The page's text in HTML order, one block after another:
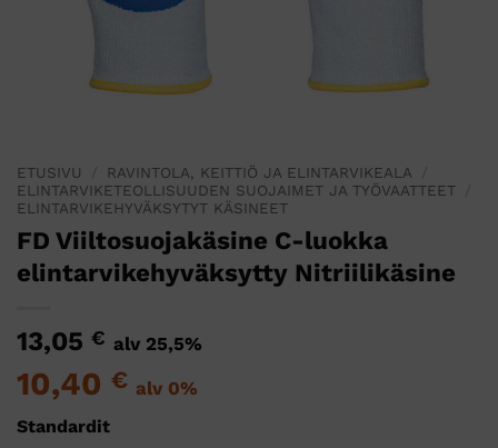
ETUSIVU RAVINTOLA, KEITTIÖ JA ELINTARVIKEALA
ELINTARVIKETEOLLISUUDEN SUOJAIMET JA TYÖVAATTEET
ELINTARVIKEHYVÄKSYTYT KÄSINEET
FD Viiltosuojakäsine C-luokka
elintarvikehyväksytty Nitriilikäsine
13,05 € alv 25,5%
10,40 € alv 0%
Standardit